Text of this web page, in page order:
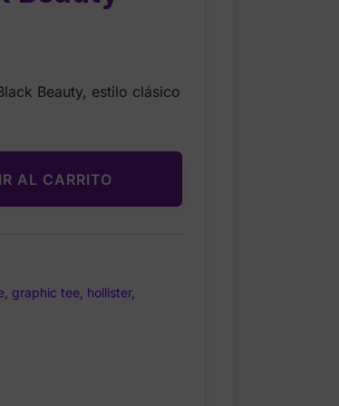
Beauty, estilo clásico
AL CARRITO
graphic tee hollister,